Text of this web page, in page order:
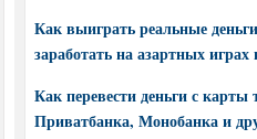
Как выиграть реальные
заработать на азартных
Как перевести деньги с карты
Приватбанка, Монобанка и